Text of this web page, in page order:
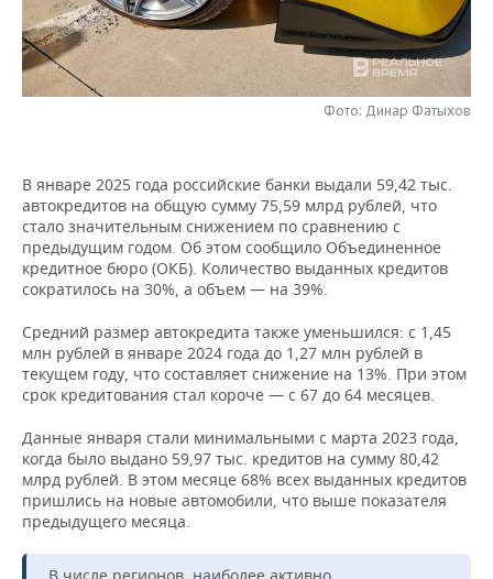
НЕФТЕХИМИЯ
НЕФТЬ
РОЗНИЧНАЯ ТОРГОВЛЯ
ТРАНСПОРТ
НОВОСТИ ТЕХНОЛОГИЙ
IT
ТЕЛЕКОММУНИКАЦИИ
МЕРОПРИЯТИЯ
НОВОСТИ МЕРОПРИЯТИЙ
БИЗНЕС-БРАНЧИ
ONLINE-КОНФЕРЕНЦИИ
ОТКРЫТАЯ ЛЕКЦИЯ
СПОРТ
ФУТБОЛ
ХОККЕЙ
БАСКЕТБОЛ
ВОЛЕЙБОЛ
КИБЕРСПОРТ
ФИГУРНОЕ КАТАНИЕ
ВОДНЫЕ ВИДЫ СПОРТА
НОВОСТИ ОБЩЕСТВА
ВЛАСТЬ
ИНФРАСТРУКТУРА
ИСТОРИЯ
КУЛЬТУРА
МЕДИЦИНА
ОБРАЗОВАНИЕ
ФОТОГАЛЕРЕЯ
СЮЖЕТЫ
СПРАВОЧНИК
СПИСОК ПЕРСОН
СПИСОК КОМПАНИЙ
ПОЛНАЯ ВЕРСИЯ
Фото: Динар Фатыхов
В январе 2025 года российские банки выдали 59,42 тыс.
автокредитов на общую сумму 75,59 млрд рублей, что
стало значительным снижением по сравнению с
предыдущим годом. Об этом сообщило Объединенное
кредитное бюро (ОКБ). Количество выданных кредитов
сократилось на 30%, а объем — на 39%.
Средний размер автокредита также уменьшился: с 1,45
млн рублей в январе 2024 года до 1,27 млн рублей в
текущем году, что составляет снижение на 13%. При этом
срок кредитования стал короче — с 67 до 64 месяцев.
Данные января стали минимальными с марта 2023 года,
когда было выдано 59,97 тыс. кредитов на сумму 80,42
млрд рублей. В этом месяце 68% всех выданных кредитов
пришлись на новые автомобили, что выше показателя
предыдущего месяца.